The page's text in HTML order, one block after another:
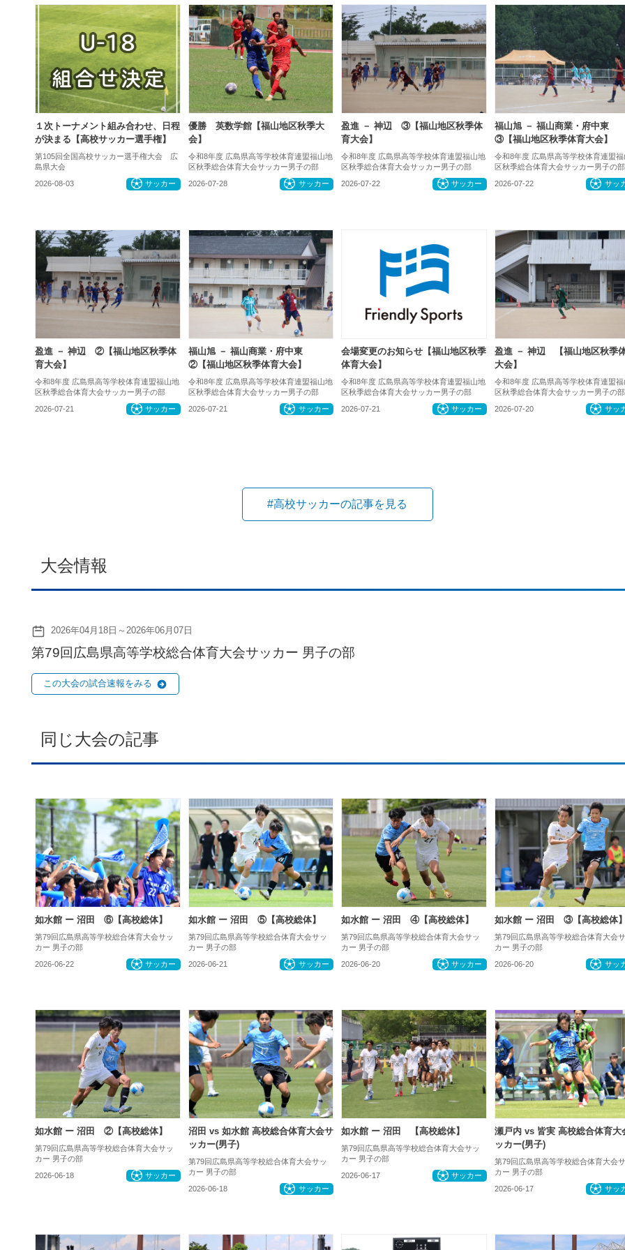
１次トーナメント組み合わせ、日程
が決まる【高校サッカー選手権】
第105回全国高校サッカー選手権大会 広
島県大会
2026-08-03 サッカー
優勝 英数学館【福山地区秋季大
会】
令和8年度 広島県高等学校体育連盟福山地
区秋季総合体育大会サッカー男子の部
2026-07-28 サッカー
盈進 － 神辺 ③【福山地区秋季体
育大会】
令和8年度 広島県高等学校体育連盟福山地
区秋季総合体育大会サッカー男子の部
2026-07-22 サッカー
福山旭 － 福山商業・府中東
③【福山地区秋季体育大会】
令和8年度 広島県高等学校体育連盟福
区秋季総合体育大会サッカー男子の部
2026-07-22 サッ
盈進 － 神辺 ②【福山地区秋季体
育大会】
令和8年度 広島県高等学校体育連盟福山地
区秋季総合体育大会サッカー男子の部
2026-07-21 サッカー
福山旭 － 福山商業・府中東
②【福山地区秋季体育大会】
令和8年度 広島県高等学校体育連盟福山地
区秋季総合体育大会サッカー男子の部
2026-07-21 サッカー
会場変更のお知らせ【福山地区秋季
体育大会】
令和8年度 広島県高等学校体育連盟福山地
区秋季総合体育大会サッカー男子の部
2026-07-21 サッカー
盈進 － 神辺 【福山地区秋季
大会】
令和8年度 広島県高等学校体育連盟福
区秋季総合体育大会サッカー男子の部
2026-07-20 サッ
#高校サッカーの記事を見る
大会情報
2026年04月18日～2026年06月07日
第79回広島県高等学校総合体育大会サッカー 男子の部
この大会の試合速報をみる
同じ大会の記事
如水館 ー 沼田 ⑥【高校総体】
第79回広島県高等学校総合体育大会サッ
カー 男子の部
2026-06-22 サッカー
如水館 ー 沼田 ⑤【高校総体】
第79回広島県高等学校総合体育大会サッ
カー 男子の部
2026-06-21 サッカー
如水館 ー 沼田 ④【高校総体】
第79回広島県高等学校総合体育大会サッ
カー 男子の部
2026-06-20 サッカー
如水館 ー 沼田 ③【高校総体
第79回広島県高等学校総合体育大会
カー 男子の部
2026-06-20 サッ
如水館 ー 沼田 ②【高校総体】
第79回広島県高等学校総合体育大会サッ
カー 男子の部
2026-06-18 サッカー
沼田 vs 如水館 高校総合体育大会サ
ッカー(男子)
第79回広島県高等学校総合体育大会サッ
カー 男子の部
2026-06-18 サッカー
如水館 ー 沼田 【高校総体】
第79回広島県高等学校総合体育大会サッ
カー 男子の部
2026-06-17 サッカー
瀬戸内 vs 皆実 高校総合体育大
ッカー(男子)
第79回広島県高等学校総合体育大会
カー 男子の部
2026-06-17 サッ